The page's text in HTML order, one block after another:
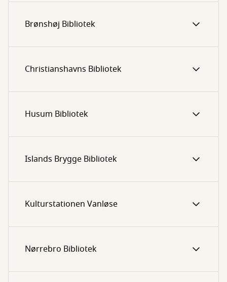
Brønshøj Bibliotek
Christianshavns Bibliotek
Husum Bibliotek
Islands Brygge Bibliotek
Kulturstationen Vanløse
Nørrebro Bibliotek